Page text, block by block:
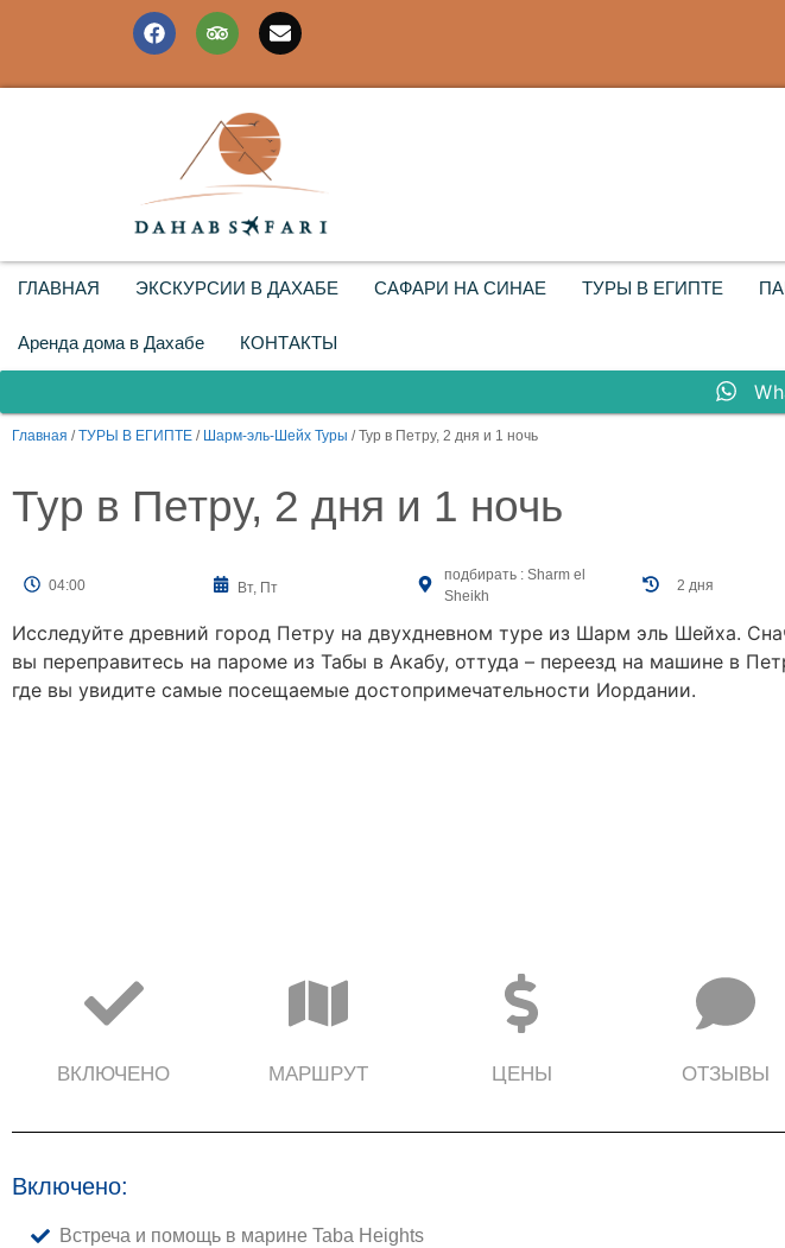
ГЛАВНАЯ ЭКСКУРСИИ В ДАХАБЕ САФАРИ НА СИНАЕ ТУРЫ В ЕГИПТЕ
Аренда дома в Дахабе КОНТАКТЫ
Главная /ТУРЫ В ЕГИПТЕ / Шарм-эль-Шейх Туры / Тур в Петру, 2 дня и 1 ночь
Тур в Петру, 2 дня и 1 ночь
04:00 Вт, Пт
подбирать : Sharm el
Sheikh
2 дня
Исследуйте древний город Петру на двухдневном туре из Шарм эль Шейха.
вы переправитесь на пароме из Табы в Акабу, оттуда – переезд на машине в
где вы увидите самые посещаемые достопримечательности Иордании.
ВКЛЮЧЕНО МАРШРУТ ЦЕНЫ ОТЗЫВЫ
Включено:
Встреча и помощь в марине Taba Heights